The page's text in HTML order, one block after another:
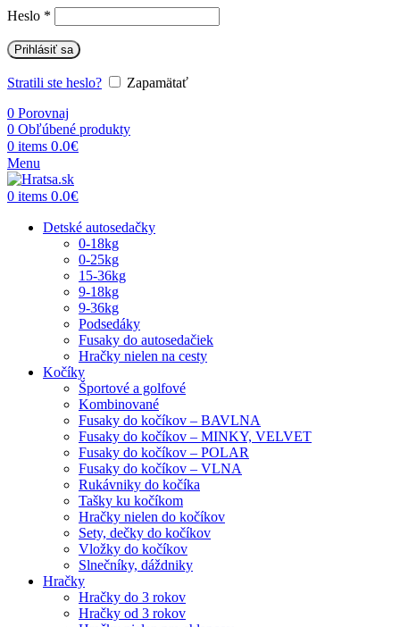
Heslo *
Prihlásiť sa
Stratili ste heslo?
Zapamätať
0 Porovnaj
0 Obľúbené produkty
0 items 0.0€
Menu
0 items 0.0€
Detské autosedačky
0-18kg
0-25kg
15-36kg
9-18kg
9-36kg
Podsedáky
Fusaky do autosedačiek
Hračky nielen na cesty
Kočíky
Športové a golfové
Kombinované
Fusaky do kočíkov – BAVLNA
Fusaky do kočíkov – MINKY, VELVET
Fusaky do kočíkov – POLAR
Fusaky do kočíkov – VLNA
Rukávniky do kočíka
Tašky ku kočíkom
Hračky nielen do kočíkov
Sety, dečky do kočíkov
Vložky do kočíkov
Slnečníky, dáždniky
Hračky
Hračky do 3 rokov
Hračky od 3 rokov